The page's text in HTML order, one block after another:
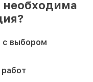
необходима
выбором